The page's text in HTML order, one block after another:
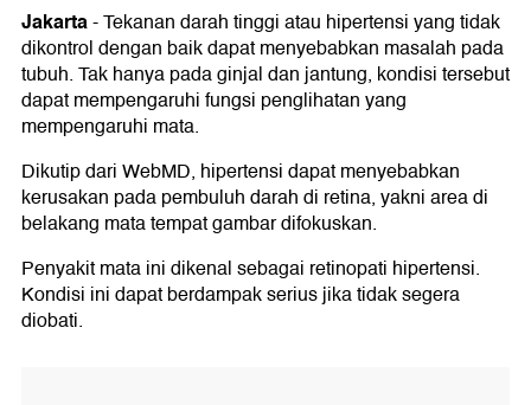
Dampak Serius Hipertensi pada Mata
Cara Mencegah Terjadinya Masalah pada
Mata Akibat Hipertensi
Jakarta-Tekanan darah tinggi atau hipertensi yang tidak
dikontrol dengan baik dapat menyebabkan masalah pada
tubuh. Tak hanya pada ginjal dan jantung, kondisi tersebut
dapat mempengaruhi fungsi penglihatan yang
mempengaruhi mata.
Dikutip dari WebMD, hipertensi dapat menyebabkan
kerusakan pada pembuluh darah di retina, yakni area di
belakang mata tempat gambar difokuskan.
Penyakit mata ini dikenal sebagai retinopati hipertensi.
Kondisi ini dapat berdampak serius jika tidak segera
diobati.